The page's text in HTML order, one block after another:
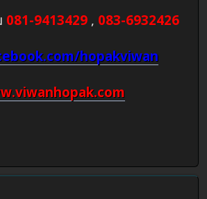
081-9413429 , 083-6932426
hopakviwan